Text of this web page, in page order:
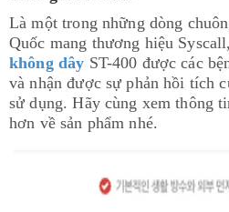
Là một trong những dòng
Quốc mang thương hiệu
không dây ST-400 được các
và nhận được sự phản hồi tích
sử dụng. Hãy cùng xem thông
hơn về sản phẩm nhé.